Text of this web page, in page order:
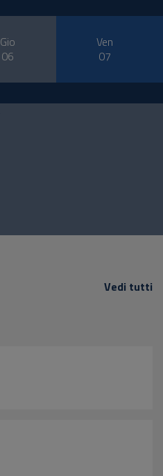
Gio
06
Ven
07
Vedi tutti